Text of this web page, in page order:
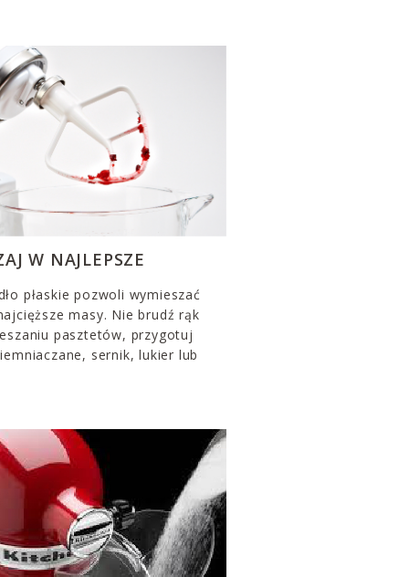
W NAJLEPSZE
płaskie pozwoli wymieszać
masy. Nie brudź rąk
pasztetów, przygotuj
sernik, lukier lub